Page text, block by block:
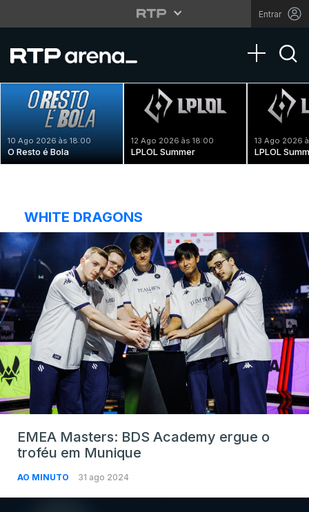
Entrar
Toggle
10 Ago 2026 às 18:00
O Resto é Bola
12 Ago 2026 às 18:00
LPLOL Summer
13 Ago 2026
LPLOL
WHITE DRAGONS
EMEA Masters: BDS Academy ergue o
troféu em Munique
AO MINUTO 31 ago 2024